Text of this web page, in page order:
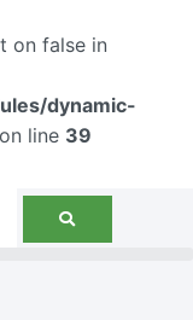
on false in
dynamic-
on line 39